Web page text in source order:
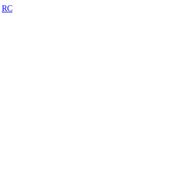
RC